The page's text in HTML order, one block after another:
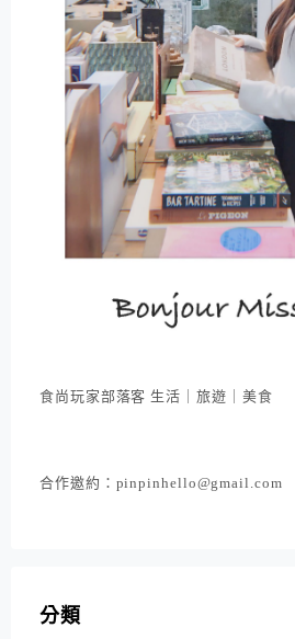
食尚玩家部落客 生活｜旅遊｜美食
合作邀約：pinpinhello@gmail.com
分類